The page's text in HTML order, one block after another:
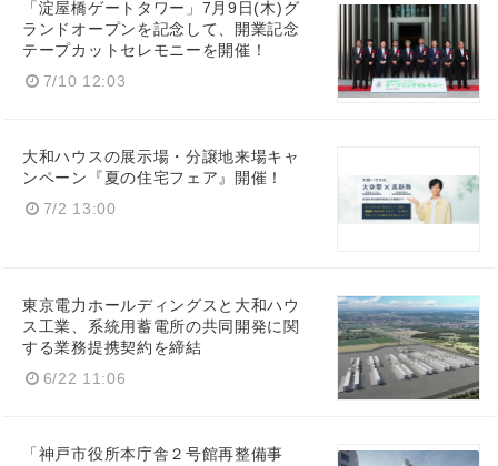
「淀屋橋ゲートタワー」7月9日(木)グ
ランドオープンを記念して、開業記念
テープカットセレモニーを開催！
7/10 12:03
大和ハウスの展示場・分譲地来場キャ
ンペーン『夏の住宅フェア』開催！
7/2 13:00
東京電力ホールディングスと大和ハウ
ス工業、系統用蓄電所の共同開発に関
する業務提携契約を締結
6/22 11:06
「神戸市役所本庁舎２号館再整備事